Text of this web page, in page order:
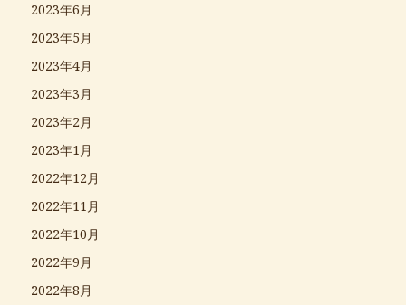
2023年6月
2023年5月
2023年4月
2023年3月
2023年2月
2023年1月
2022年12月
2022年11月
2022年10月
2022年9月
2022年8月